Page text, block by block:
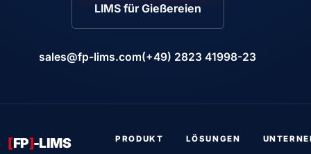
LIMS für Gießereien
sales@fp-lims.com(+49) 2823 41998-23
[FP]-LIMS PRODUKT LÖSUNGEN